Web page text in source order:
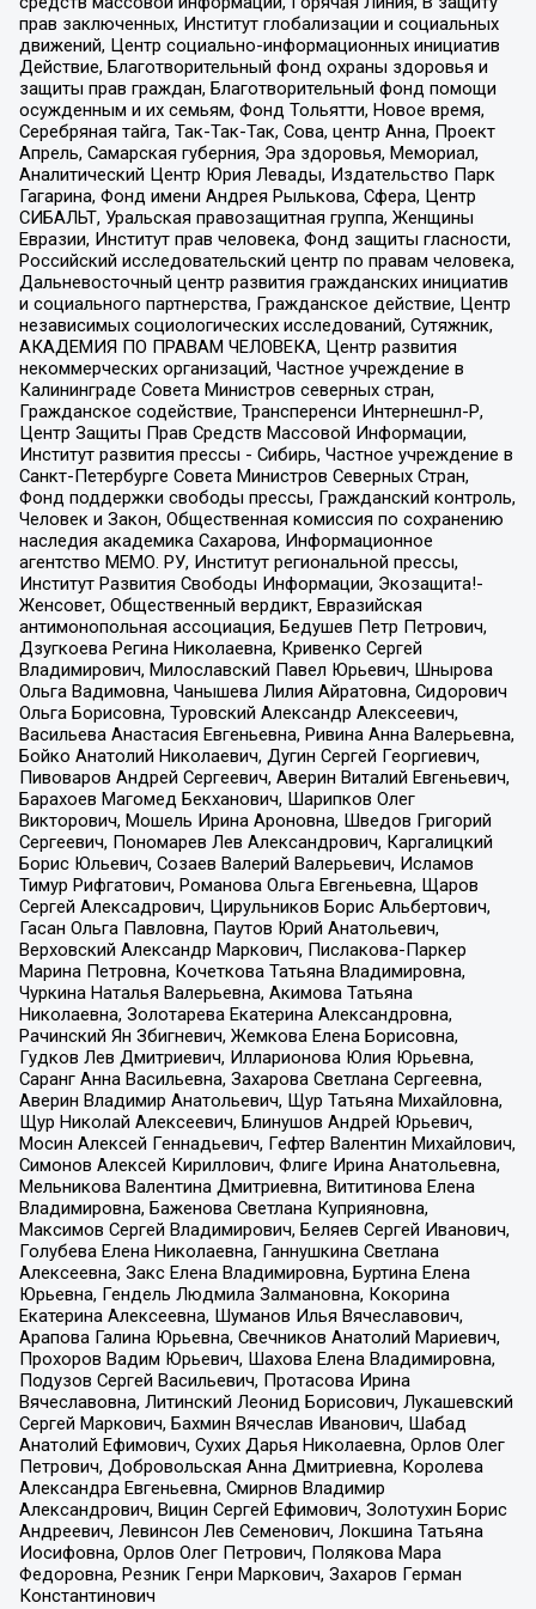
прав заключенных, Институт глобализации и социальных
движений, Центр социально-информационных инициатив
Действие, Благотворительный фонд охраны здоровья и
защиты прав граждан, Благотворительный фонд помощи
осужденным и их семьям, Фонд Тольятти, Новое время,
Серебряная тайга, Так-Так-Так, Сова, центр Анна, Проект
Апрель, Самарская губерния, Эра здоровья, Мемориал,
Аналитический Центр Юрия Левады, Издательство Парк
Гагарина, Фонд имени Андрея Рылькова, Сфера, Центр
СИБАЛЬТ, Уральская правозащитная группа, Женщины
Евразии, Институт прав человека, Фонд защиты гласности,
Российский исследовательский центр по правам человека,
Дальневосточный центр развития гражданских инициатив
и социального партнерства, Гражданское действие, Центр
независимых социологических исследований, Сутяжник,
АКАДЕМИЯ ПО ПРАВАМ ЧЕЛОВЕКА, Центр развития
некоммерческих организаций, Частное учреждение в
Калининграде Совета Министров северных стран,
Гражданское содействие, Трансперенси Интернешнл-Р,
Центр Защиты Прав Средств Массовой Информации,
Институт развития прессы - Сибирь, Частное учреждение в
Санкт-Петербурге Совета Министров Северных Стран,
Фонд поддержки свободы прессы, Гражданский контроль,
Человек и Закон, Общественная комиссия по сохранению
наследия академика Сахарова, Информационное
агентство МЕМО. РУ, Институт региональной прессы,
Институт Развития Свободы Информации, Экозащита!-
Женсовет, Общественный вердикт, Евразийская
антимонопольная ассоциация, Бедушев Петр Петрович,
Дзугкоева Регина Николаевна, Кривенко Сергей
Владимирович, Милославский Павел Юрьевич, Шнырова
Ольга Вадимовна, Чанышева Лилия Айратовна, Сидорович
Ольга Борисовна, Туровский Александр Алексеевич,
Васильева Анастасия Евгеньевна, Ривина Анна Валерьевна,
Бойко Анатолий Николаевич, Дугин Сергей Георгиевич,
Пивоваров Андрей Сергеевич, Аверин Виталий Евгеньевич,
Барахоев Магомед Бекханович, Шарипков Олег
Викторович, Мошель Ирина Ароновна, Шведов Григорий
Сергеевич, Пономарев Лев Александрович, Каргалицкий
Борис Юльевич, Созаев Валерий Валерьевич, Исламов
Тимур Рифгатович, Романова Ольга Евгеньевна, Щаров
Сергей Алексадрович, Цирульников Борис Альбертович,
Гасан Ольга Павловна, Паутов Юрий Анатольевич,
Верховский Александр Маркович, Пислакова-Паркер
Марина Петровна, Кочеткова Татьяна Владимировна,
Чуркина Наталья Валерьевна, Акимова Татьяна
Николаевна, Золотарева Екатерина Александровна,
Рачинский Ян Збигневич, Жемкова Елена Борисовна,
Гудков Лев Дмитриевич, Илларионова Юлия Юрьевна,
Саранг Анна Васильевна, Захарова Светлана Сергеевна,
Аверин Владимир Анатольевич, Щур Татьяна Михайловна,
Щур Николай Алексеевич, Блинушов Андрей Юрьевич,
Мосин Алексей Геннадьевич, Гефтер Валентин Михайлович,
Симонов Алексей Кириллович, Флиге Ирина Анатольевна,
Мельникова Валентина Дмитриевна, Вититинова Елена
Владимировна, Баженова Светлана Куприяновна,
Максимов Сергей Владимирович, Беляев Сергей Иванович,
Голубева Елена Николаевна, Ганнушкина Светлана
Алексеевна, Закс Елена Владимировна, Буртина Елена
Юрьевна, Гендель Людмила Залмановна, Кокорина
Екатерина Алексеевна, Шуманов Илья Вячеславович,
Арапова Галина Юрьевна, Свечников Анатолий Мариевич,
Прохоров Вадим Юрьевич, Шахова Елена Владимировна,
Подузов Сергей Васильевич, Протасова Ирина
Вячеславовна, Литинский Леонид Борисович, Лукашевский
Сергей Маркович, Бахмин Вячеслав Иванович, Шабад
Анатолий Ефимович, Сухих Дарья Николаевна, Орлов Олег
Петрович, Добровольская Анна Дмитриевна, Королева
Александра Евгеньевна, Смирнов Владимир
Александрович, Вицин Сергей Ефимович, Золотухин Борис
Андреевич, Левинсон Лев Семенович, Локшина Татьяна
Иосифовна, Орлов Олег Петрович, Полякова Мара
Федоровна, Резник Генри Маркович, Захаров Герман
Константинович